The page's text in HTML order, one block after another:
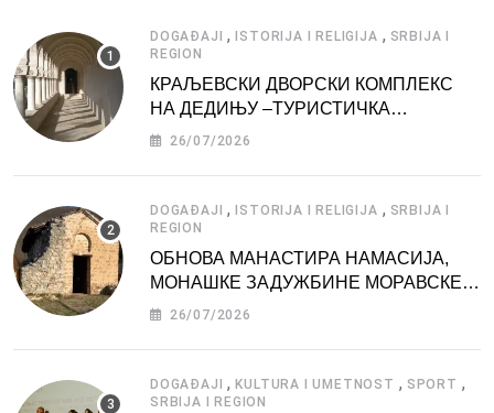
DOGAĐAJI , ISTORIJA I RELIGIJA , SRBIJA I
REGION
КРАЉЕВСКИ ДВОРСКИ КОМПЛЕКС
НА ДЕДИЊУ –ТУРИСТИЧКА
АТРАКЦИЈА
26/07/2026
DOGAĐAJI , ISTORIJA I RELIGIJA , SRBIJA I
REGION
ОБНОВА МАНАСТИРА НАМАСИЈА,
МОНАШКЕ ЗАДУЖБИНЕ МОРАВСКЕ
СРБИЈЕ
26/07/2026
DOGAĐAJI ,KULTURA I UMETNOST , SPORT ,
SRBIJA I REGION